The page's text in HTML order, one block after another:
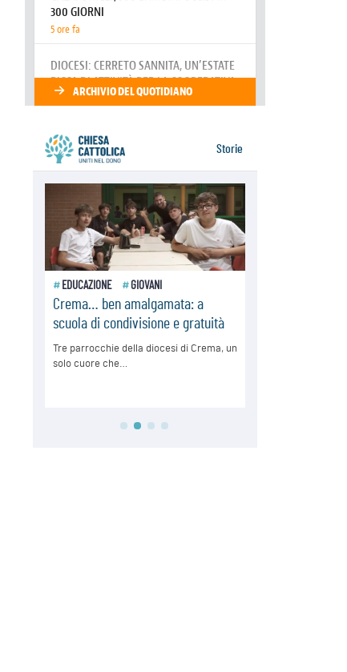
Il Papa con i giovani ad Assisi:
costruire la civiltà dell'amore non
Hiroshima e Nagasaki, 81 anni
dopo. Al via i "dieci giorni di
preghiera per la pace"